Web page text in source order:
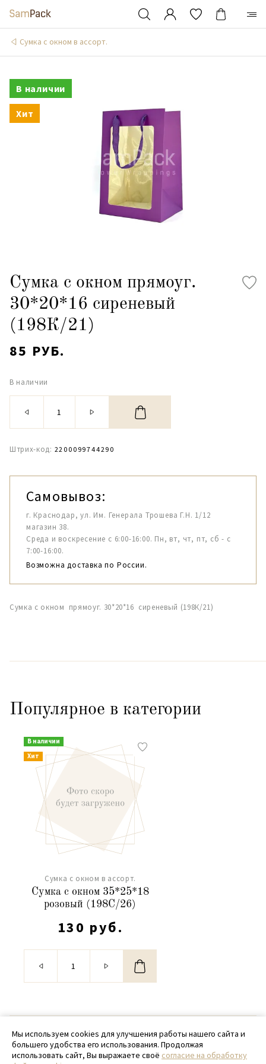
Сумка с окном в ассорт.
В наличии
Хит
Сумка с окном прямоуг.
30*20*16 сиреневый
(198К/21)
85 РУБ.
В наличии
Штрих-код: 2200099744290
Самовывоз:
г. Краснодар, ул. Им. Генерала Трошева Г.Н. 1/12
магазин 38.
Среда и воскресение с 6:00-16:00. Пн, вт, чт, пт, сб - с
7:00-16:00.
Возможна доставка по России.
Сумка с окном прямоуг. 30*20*16 сиреневый (198К/21)
Популярное в категории
В наличии
Хит
Сумка с окном в ассорт.
Сумка с окном 35*25*18
розовый (198C/26)
130 руб.
© 2020 - 2026 SamPack
+ 7 (918) 699-97-87
Мы используем cookies для улучшения работы нашего сайта и
большего удобства его использования. Продолжая
использовать сайт, Вы выражаете своё согласие на обработку